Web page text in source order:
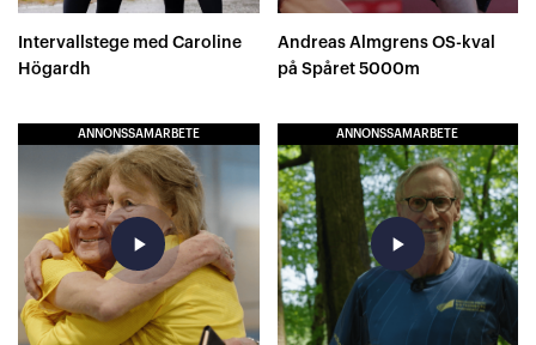
Intervallstege med Caroline
Högardh
Andreas Almgrens OS-kval
på Spåret 5000m
ANNONSSAMARBETE
play_arrow
ANNONSSAMARBETE
play_arrow